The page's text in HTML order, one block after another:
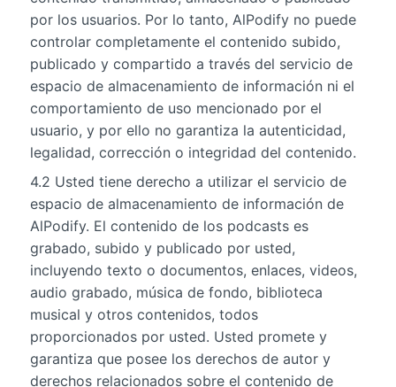
por los usuarios. Por lo tanto, AlPodify no puede
controlar completamente el contenido subido,
publicado y compartido a través del servicio de
espacio de almacenamiento de información ni el
comportamiento de uso mencionado por el
usuario, y por ello no garantiza la autenticidad,
legalidad, corrección o integridad del contenido.
4.2 Usted tiene derecho a utilizar el servicio de
espacio de almacenamiento de información de
AlPodify. El contenido de los podcasts es
grabado, subido y publicado por usted,
incluyendo texto o documentos, enlaces, videos,
audio grabado, música de fondo, biblioteca
musical y otros contenidos, todos
proporcionados por usted. Usted promete y
garantiza que posee los derechos de autor y
derechos relacionados sobre el contenido de